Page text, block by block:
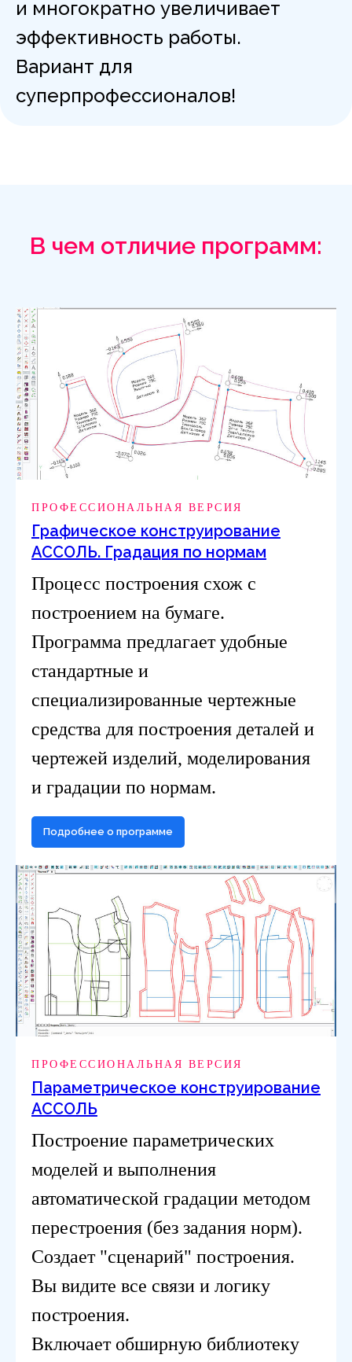
и многократно увеличивает
эффективность работы.
Вариант для
суперпрофессионалов!
В чем отличие программ:
ПРОФЕССИОНАЛЬНАЯ ВЕРСИЯ
Графическое конструирование
АССОЛЬ. Градация по нормам
Процесс построения схож с
построением на бумаге.
Программа предлагает удобные
стандартные и
специализированные чертежные
средства для построения деталей и
чертежей изделий, моделирования
и градации по нормам.
Подробнее о программе
ПРОФЕССИОНАЛЬНАЯ ВЕРСИЯ
Параметрическое конструирование
АССОЛЬ
Построение параметрических
моделей и выполнения
автоматической градации методом
перестроения (без задания норм).
Создает "сценарий" построения.
Вы видите все связи и логику
построения.
Включает обширную библиотеку